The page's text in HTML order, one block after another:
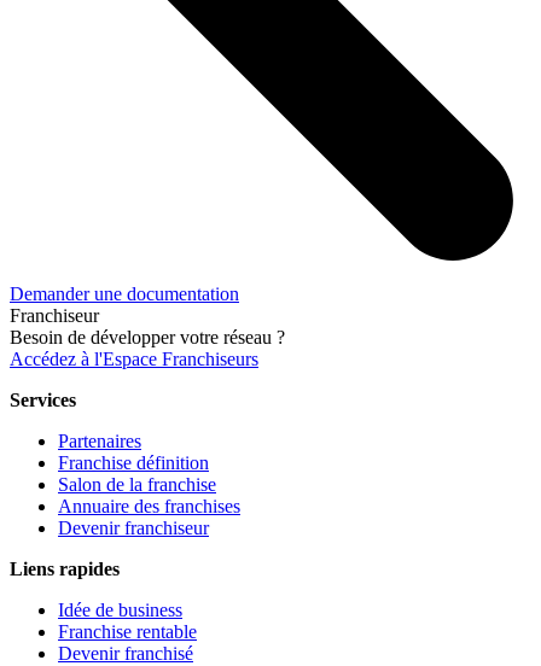
Demander une documentation
Franchiseur
Besoin de développer votre réseau ?
Accédez à l'Espace Franchiseurs
Services
Partenaires
Franchise définition
Salon de la franchise
Annuaire des franchises
Devenir franchiseur
Liens rapides
Idée de business
Franchise rentable
Devenir franchisé